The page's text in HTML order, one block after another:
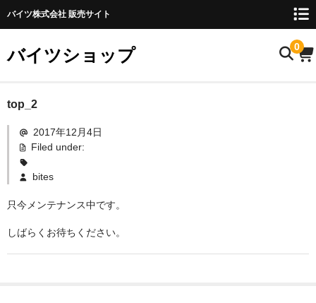
バイツ株式会社 販売サイト
バイツショップ 0
ホーム
商品について
お名前検索
top_2
2017年12月4日
Filed under:
bites
只今メンテナンス中です。
しばらくお待ちください。